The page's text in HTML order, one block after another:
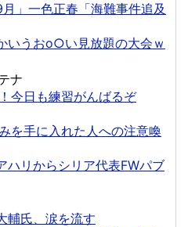
」一色正春「海難事件追及
いうおo○い見放題の大会ｗ
ナ
今日も練習がんばるぞ
を手に入れた人への注意喚
ハリからシリア代表FWパブ
輔氏、涙を流す